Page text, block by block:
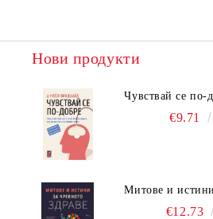
Нови продукти
Чувствай се по-
€9.71
Митове и
€12.73